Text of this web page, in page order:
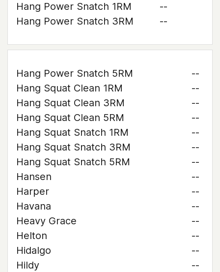
Hang Power Snatch 1RM
--
Hang Power Snatch 3RM
--
Hang Power Snatch 5RM
--
Hang Squat Clean 1RM
--
Hang Squat Clean 3RM
--
Hang Squat Clean 5RM
--
Hang Squat Snatch 1RM
--
Hang Squat Snatch 3RM
--
Hang Squat Snatch 5RM
--
Hansen
--
Harper
--
Havana
--
Heavy Grace
--
Helton
--
Hidalgo
--
Hildy
--